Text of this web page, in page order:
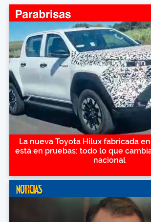
La nueva Toyota Hilux fabricada
está en pruebas: todo lo que
nacional